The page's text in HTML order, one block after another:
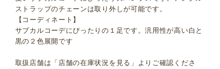
ストラップのチェーンは取り外しが可能です。
【コーディネート】
サブカルコーデにぴったりの１足です。汎用性が高い白と
黒の２色展開です
取扱店舗は「店舗の在庫状況を見る」よりご確認くださ